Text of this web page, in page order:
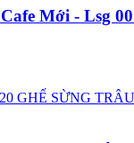
Mới - Lsg